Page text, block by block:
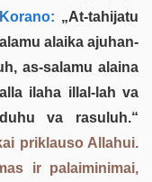
„At-tahijatu
alaika ajuhan-
as-salamu alaina
ilaha illal-lah va
va rasuluh.“
priklauso Allahui.
ir palaiminimai,